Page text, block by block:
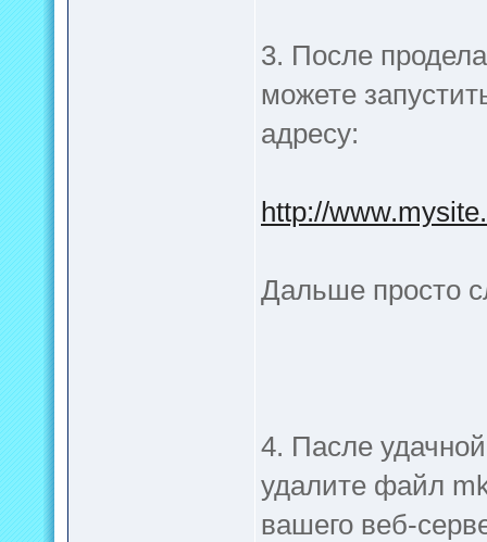
3. После
можете
адресу:
http://
Дальше просто
4. Пасле
удалите файл
вашего веб-